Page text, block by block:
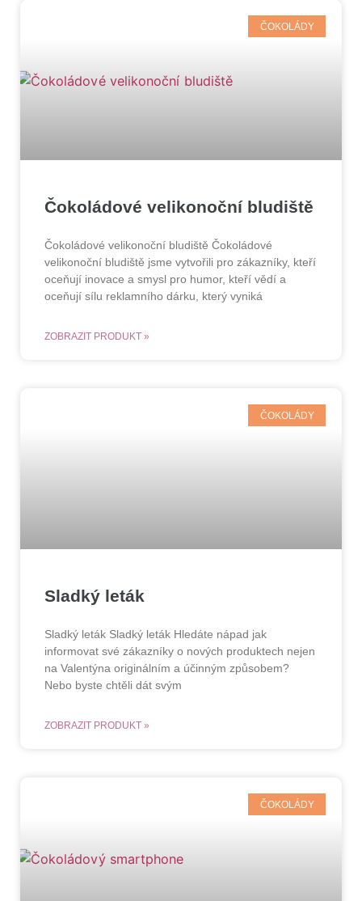
ČOKOLÁDY
Čokoládové velikonoční bludiště
Čokoládové velikonoční bludiště Čokoládové
velikonoční bludiště jsme vytvořili pro zákazníky, kteří
oceňují inovace a smysl pro humor, kteří vědí a
oceňují sílu reklamního dárku, který vyniká
ZOBRAZIT PRODUKT »
ČOKOLÁDY
Sladký leták
Sladký leták Sladký leták Hledáte nápad jak
informovat své zákazníky o nových produktech nejen
na Valentýna originálním a účinným způsobem?
Nebo byste chtěli dát svým
ZOBRAZIT PRODUKT »
ČOKOLÁDY